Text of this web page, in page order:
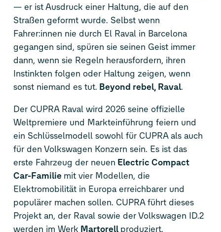
— er ist Ausdruck einer Haltung, die auf den
Straßen geformt wurde. Selbst wenn
Fahrer:innen nie durch El Raval in Barcelona
gegangen sind, spüren sie seinen Geist immer
dann, wenn sie Regeln herausfordern, ihren
Instinkten folgen oder Haltung zeigen, wenn
sonst niemand es tut. Beyond rebel, Raval.
Der CUPRA Raval wird 2026 seine offizielle
Weltpremiere und Markteinführung feiern und
ein Schlüsselmodell sowohl für CUPRA als auch
für den Volkswagen Konzern sein. Es ist das
erste Fahrzeug der neuen Electric Compact
Car-Familiemit vier Modellen, die
Elektromobilität in Europa erreichbarer und
populärer machen sollen. CUPRA führt dieses
Projekt an, der Raval sowie der Volkswagen ID.2
werden im Werk Martorellproduziert.